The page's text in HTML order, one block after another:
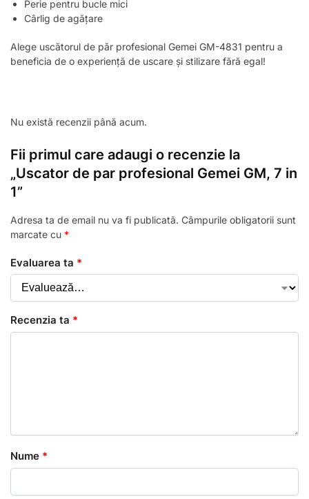
Perie pentru bucle mici
Cârlig de agățare
Alege uscătorul de păr profesional Gemei GM-4831 pentru a
beneficia de o experiență de uscare și stilizare fără egal!
Nu există recenzii până acum.
Fii primul care adaugi o recenzie la
„Uscator de par profesional Gemei GM, 7 in
1”
Adresa ta de email nu va fi publicată. Câmpurile obligatorii sunt
marcate cu *
Evaluarea ta *
Recenzia ta *
Nume *